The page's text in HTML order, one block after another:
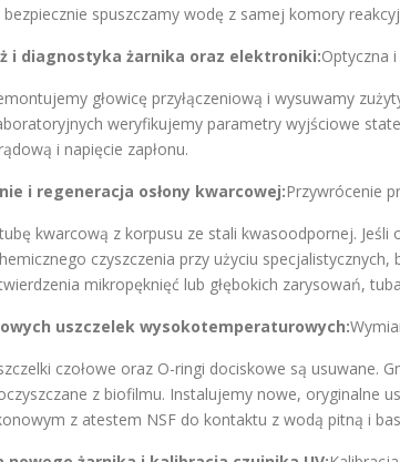
spuszczamy wodę z samej komory
i diagnostyka żarnika oraz elektroniki:Optyczna
głowicę przyłączeniową i wysuwamy
weryfikujemy parametry wyjściowe
i napięcie zapłonu.
i regeneracja osłony kwarcowej:Przywrócenie
kwarcową z korpusu ze stali kwasoodpornej.
czyszczenia przy użyciu
mikropęknięć lub głębokich zarysowań,
uszczelek wysokotemperaturowych:
czołowe oraz O-ringi dociskowe są usuwane.
z biofilmu. Instalujemy nowe, oryginalne
z atestem NSF do kontaktu z wodą pitną i